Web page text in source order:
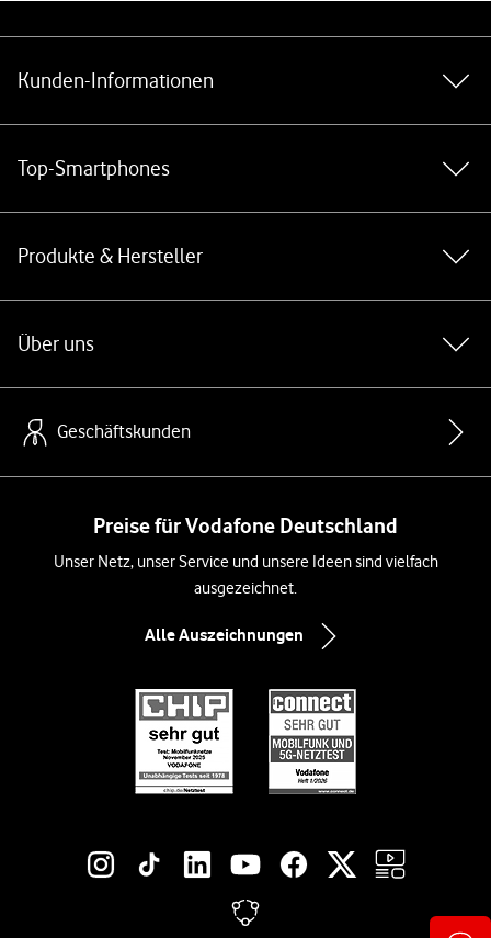
Kunden-Informationen
Top-Smartphones
Produkte & Hersteller
Über uns
Geschäftskunden
Preise für Vodafone Deutschland
Unser Netz, unser Service und unsere Ideen sind vielfach
ausgezeichnet.
Alle Auszeichnungen
Social-Media-Links